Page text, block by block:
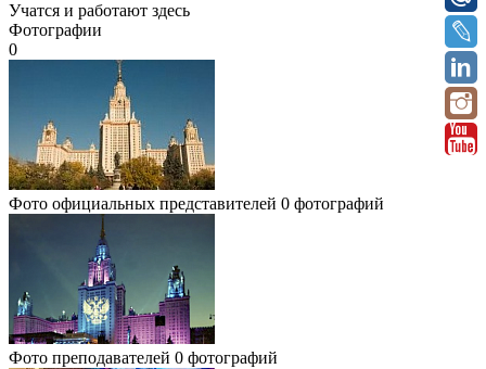
Учатся и работают здесь
Фотографии
0
Фото официальных представителей 0 фотографий
Фото преподавателей 0 фотографий